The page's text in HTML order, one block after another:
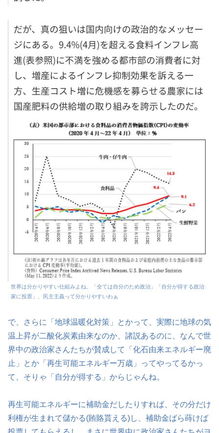
世界は分かりやすい仕組みよね。「全ては自分のため政治」「自分が得する政治
家に投票」、民主主義って分かりやすいわぁ
で、さらに「地球温暖化対策」とかって、実際に地球の気
温上昇が二酸化炭素由来なのか、諸説あるのに、なんで世
界中の政治家さんたちが賛成して「化石由来エネルギー廃
止」とか「再生可能エネルギー万歳」ってやってるかっ
て、そりゃ「自分が得する」からじゃんね。
再生可能エネルギーに補助金だしたりすれば、その分だけ
利権が生まれて儲かる(賄賂貰える)し、補助金ばら蒔けば